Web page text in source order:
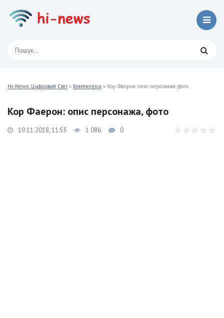
Hi-News: Цифровий Світ » Компютери » Кор Фаерон: опис персонажа, фото
Кор Фаерон: опис персонажа, фото
19.11.2018, 11:53 1 086 0